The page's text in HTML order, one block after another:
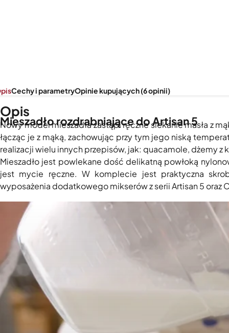
Mieszadło rozdrabniające do Artisan 5
Cechy i parametryOpinie kupujących (6 opinii)
Opis
Nowy model mieszadła zastąpi ręczne siekanie masła z
łącząc je z mąką, zachowując przy tym jego niską
realizacji wielu innych przepisów, jak: quacamole, dżemy z
Mieszadło jest powlekane dość delikatną powłoką
jest mycie ręczne. W komplecie jest praktyczna
wyposażenia dodatkowego mikserów z serii Artisan 5 oraz